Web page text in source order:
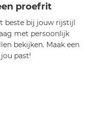
proefrit
beste bij jouw rijstijl
met persoonlijk
bekijken. Maak een
past!